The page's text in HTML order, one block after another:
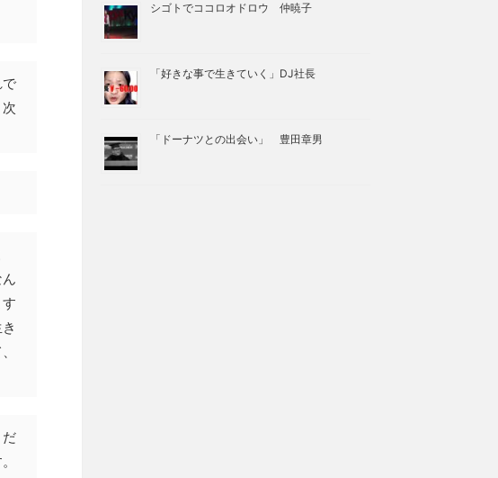
シゴトでココロオドロウ 仲暁子
「好きな事で生きていく」DJ社長
「ドーナツとの出会い」 豊田章男